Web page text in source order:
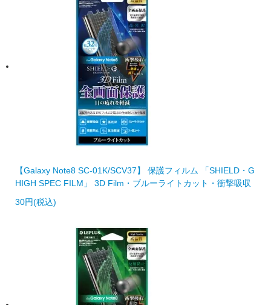
【Galaxy Note8 SC-01K/SCV37】 保護フィルム 「SHIELD・G
HIGH SPEC FILM」 3D Film・ブルーライトカット・衝撃吸収
30円(税込)